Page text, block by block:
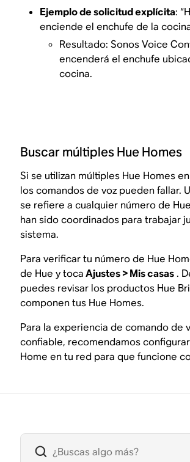
Ejemplo de solicitud explícita:
enciende el enchufe de la
Resultado: Sonos Voice
encenderá el enchufe
cocina.
Buscar múltiples Hue Homes
Si se utilizan múltiples Hue Homes
los comandos de voz pueden fallar.
se refiere a cualquier número de
han sido coordinados para trabajar
sistema.
Para verificar tu número de Hue
de Hue y tocaAjustes > Mis casas.
puedes revisar los productos Hue
componen tus Hue Homes.
Para la experiencia de comando de
confiable, recomendamos
Home en tu red para que funcione